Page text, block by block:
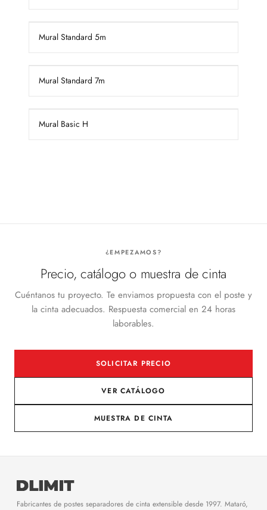
Mural Standard 5m
Mural Standard 7m
Mural Basic H
¿EMPEZAMOS?
Precio, catálogo o muestra de cinta
Cuéntanos tu proyecto. Te enviamos propuesta con el poste y
la cinta adecuados. Respuesta comercial en 24 horas
laborables.
SOLICITAR PRECIO
VER CATÁLOGO
MUESTRA DE CINTA
Fabricantes de postes separadores de cinta extensible desde 1997. Mataró,